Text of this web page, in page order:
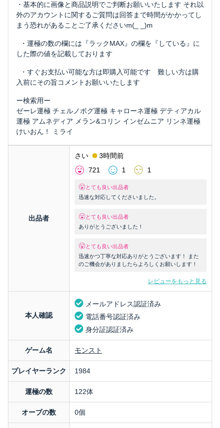
・基本的に画像と商品説明でご判断お願いいたします それ以
外のアカウントに関するご質問は回答まで時間がかかってし
まう恐れがあることご了承くださいm(_ _)m
・運極の数の欄には『ラックMAX』の欄を『している』に
した際の値を記載しております
・すぐお支払い可能な方は即購入可能です 難しい方は購
入前にその旨コメントお願いいたします
ー検索用ー
ゼーレ運極 チェルノボグ運極 キャローネ運極 デティアカル
運極 アムネディア メラン&コリン インゼムニア リンネ運極
けいおん！ ミライ
出品者
さい
3時間前
721
1 1
とても良い出品者
迅速な対応してくださいました。
とても良い出品者
ありがとうございました！
とても良い出品者
迅速かつ丁寧な対応ありがとうございます！ また
のご機会がありましたらよろしくお願いします！
レビューをもっと見る
本人確認
メールアドレス認証済み
電話番号認証済み
身分証認証済み
ゲーム名 モンスト
プレイヤーランク 1984
運極の数 122体
オーブの数 0個